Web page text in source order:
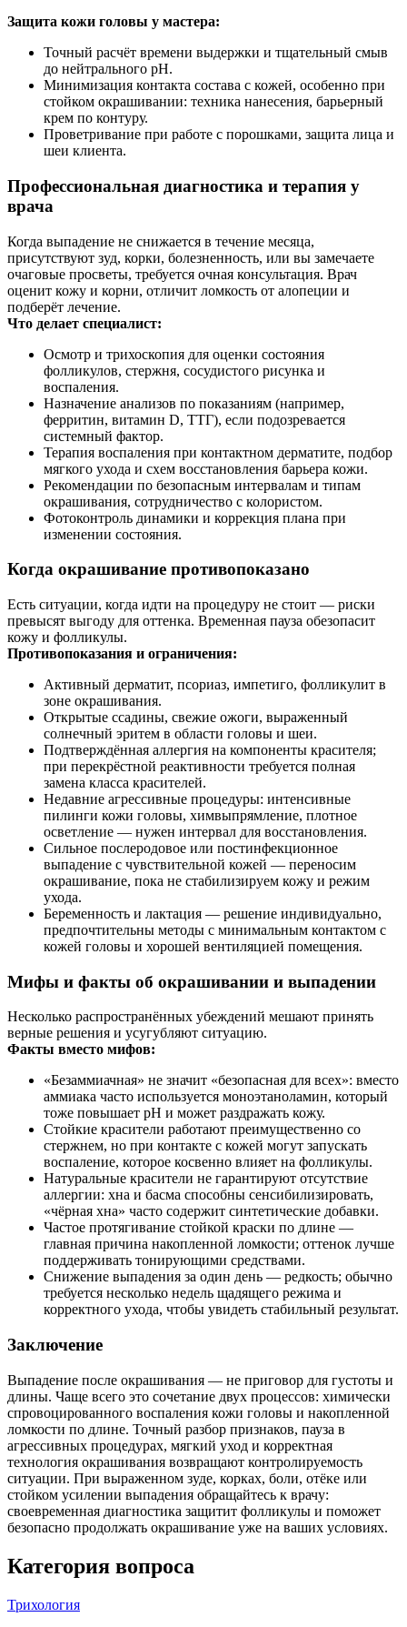
Защита кожи головы у мастера:
Точный расчёт времени выдержки и тщательный смыв
до нейтрального pH.
Минимизация контакта состава с кожей, особенно при
стойком окрашивании: техника нанесения, барьерный
крем по контуру.
Проветривание при работе с порошками, защита лица и
шеи клиента.
Профессиональная диагностика и терапия у
врача
Когда выпадение не снижается в течение месяца,
присутствуют зуд, корки, болезненность, или вы замечаете
очаговые просветы, требуется очная консультация. Врач
оценит кожу и корни, отличит ломкость от алопеции и
подберёт лечение.
Что делает специалист:
Осмотр и трихоскопия для оценки состояния
фолликулов, стержня, сосудистого рисунка и
воспаления.
Назначение анализов по показаниям (например,
ферритин, витамин D, ТТГ), если подозревается
системный фактор.
Терапия воспаления при контактном дерматите, подбор
мягкого ухода и схем восстановления барьера кожи.
Рекомендации по безопасным интервалам и типам
окрашивания, сотрудничество с колористом.
Фотоконтроль динамики и коррекция плана при
изменении состояния.
Когда окрашивание противопоказано
Есть ситуации, когда идти на процедуру не стоит — риски
превысят выгоду для оттенка. Временная пауза обезопасит
кожу и фолликулы.
Противопоказания и ограничения:
Активный дерматит, псориаз, импетиго, фолликулит в
зоне окрашивания.
Открытые ссадины, свежие ожоги, выраженный
солнечный эритем в области головы и шеи.
Подтверждённая аллергия на компоненты красителя;
при перекрёстной реактивности требуется полная
замена класса красителей.
Недавние агрессивные процедуры: интенсивные
пилинги кожи головы, химвыпрямление, плотное
осветление — нужен интервал для восстановления.
Сильное послеродовое или постинфекционное
выпадение с чувствительной кожей — переносим
окрашивание, пока не стабилизируем кожу и режим
ухода.
Беременность и лактация — решение индивидуально,
предпочтительны методы с минимальным контактом с
кожей головы и хорошей вентиляцией помещения.
Мифы и факты об окрашивании и выпадении
Несколько распространённых убеждений мешают принять
верные решения и усугубляют ситуацию.
Факты вместо мифов:
«Безаммиачная» не значит «безопасная для всех»: вместо
аммиака часто используется моноэтаноламин, который
тоже повышает pH и может раздражать кожу.
Стойкие красители работают преимущественно со
стержнем, но при контакте с кожей могут запускать
воспаление, которое косвенно влияет на фолликулы.
Натуральные красители не гарантируют отсутствие
аллергии: хна и басма способны сенсибилизировать,
«чёрная хна» часто содержит синтетические добавки.
Частое протягивание стойкой краски по длине —
главная причина накопленной ломкости; оттенок лучше
поддерживать тонирующими средствами.
Снижение выпадения за один день — редкость; обычно
требуется несколько недель щадящего режима и
корректного ухода, чтобы увидеть стабильный результат.
Заключение
Выпадение после окрашивания — не приговор для густоты и
длины. Чаще всего это сочетание двух процессов: химически
спровоцированного воспаления кожи головы и накопленной
ломкости по длине. Точный разбор признаков, пауза в
агрессивных процедурах, мягкий уход и корректная
технология окрашивания возвращают контролируемость
ситуации. При выраженном зуде, корках, боли, отёке или
стойком усилении выпадения обращайтесь к врачу:
своевременная диагностика защитит фолликулы и поможет
безопасно продолжать окрашивание уже на ваших условиях.
Категория вопроса
Трихология